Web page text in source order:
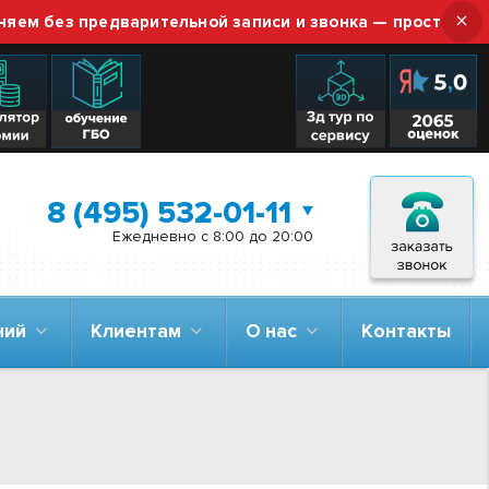
предварительной записи и звонка — просто ×
8 (495) 532-01-11
Ежедневно с 8:00 до 20:00
Клиентам О нас Контакты